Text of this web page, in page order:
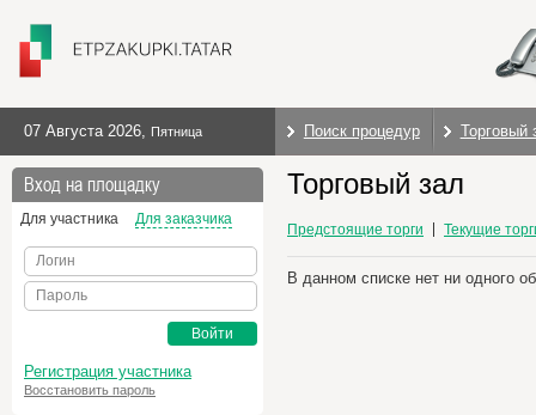
07 Августа 2026, Пятница Поиск процедур Торговый
Вход на площадку
Для участника Для заказчика
Логин
Пароль
Войти
Регистрация участника
Восстановить пароль
Торговый зал
Предстоящие торги Текущие
В данном списке нет ни одного